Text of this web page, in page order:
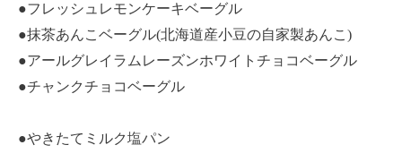
●フレッシュレモンケーキベーグル
●抹茶あんこベーグル(北海道産小豆の自家製あんこ)
●アールグレイラムレーズンホワイトチョコベーグル
●チャンクチョコベーグル
●やきたてミルク塩パン